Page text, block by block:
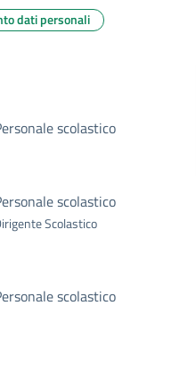
dati personali
scolastico
scolastico
Scolastico
scolastico